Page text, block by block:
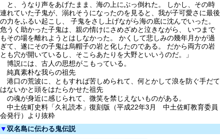
と、うなり声をあげたまま、海の上にぶっ倒れた。 しかし、その時
連れていた子鬼が、溺れそうになったのを見ると、我が子可愛さに最後
の力をふるい起こし、 子鬼をさし上げながら海の底に沈んでいった。
危うく助かった子鬼は、親の情けにさめざめと泣きながら、 いつまで
もその場を離れようとはしなかった。 かくして悲しみの幾年月かが過
ぎて、遂にその子鬼は烏帽子の岩と化したのである。 だから両方の岩
とも穴が開いているし、そこらあたりを大野といいうのだ。」
博説には、古人の思想がこもっている。
純真素朴な我らの祖先
港口の荒波に、ともすれば苦しめられて、何とかして浪を防ぐ手だて
はないかと頭をはたらかせた祖先
の魂が身近に感じられて、微笑を禁じえないものがある。
中土佐町史料「久礼読本」復刻版（平成22年3月 中土佐町教育委員
会発行）より抜粋
▼ 双名島に伝わる鬼伝説